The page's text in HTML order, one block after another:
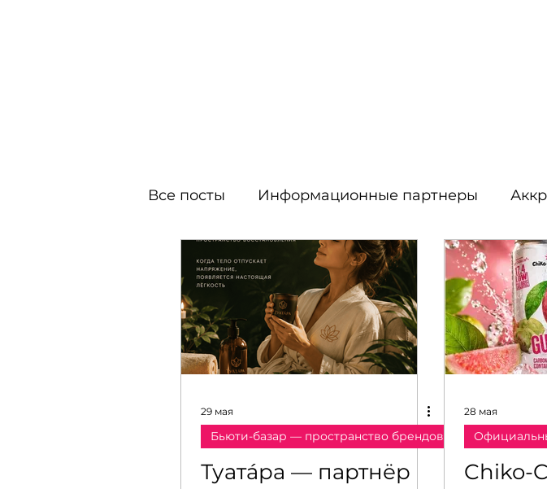
Все посты Информационные партнеры
Официальный партнер Московская
Музыкальный фестиваль - МузНьюз Бьюти-
29 мая
Бьюти-базар — пространство брендов
Туатáра — партнёр
28 мая
Chiko-